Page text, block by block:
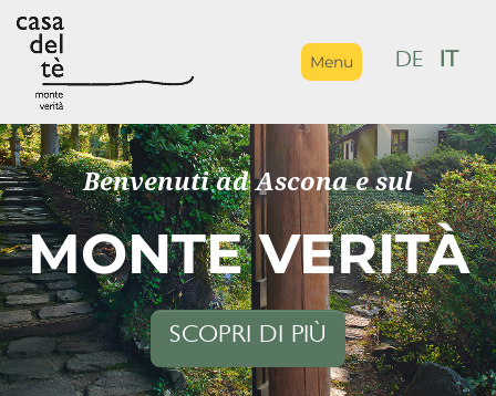
Menu DE IT
Benvenuti ad Ascona e sul
MONTE VERITÀ
SCOPRI DI PIÙ